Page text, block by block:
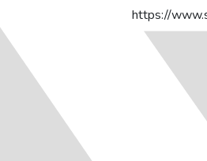
https://